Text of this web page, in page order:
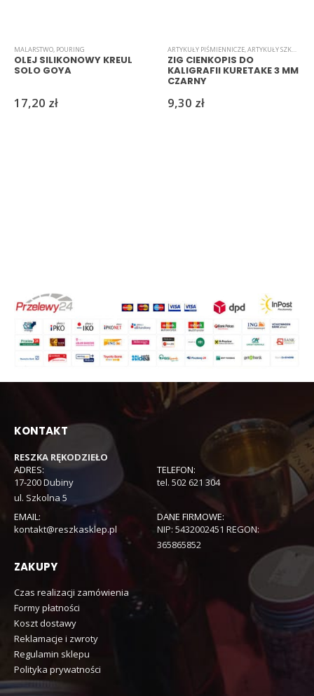
MALARSTWO, POURING
OLEJ SILIKONOWY KREUL
SOLO GOYA
17,20 zł
ARTYKUŁY PIŚMIENNICZE,ARTYKUŁY SZKOLNE I BIUROWE
ZIG CIENKOPIS DO
KALIGRAFII KURETAKE 3 MM
CZARNY
9,30 zł
KONTAKT
RESZKA RĘKODZIEŁO
ADRES:
17-200 Dubiny
ul. Szkolna 5
TELEFON:
tel. 502 621 304
EMAIL:
kontakt@reszkasklep.pl
DANE FIRMOWE:
NIP: 5432002451 REGON:
365865852
ZAKUPY
Czas realizacji zamówienia
Formy płatności
Koszt dostawy
Reklamacje i zwroty
Regulamin sklepu
Polityka prywatności